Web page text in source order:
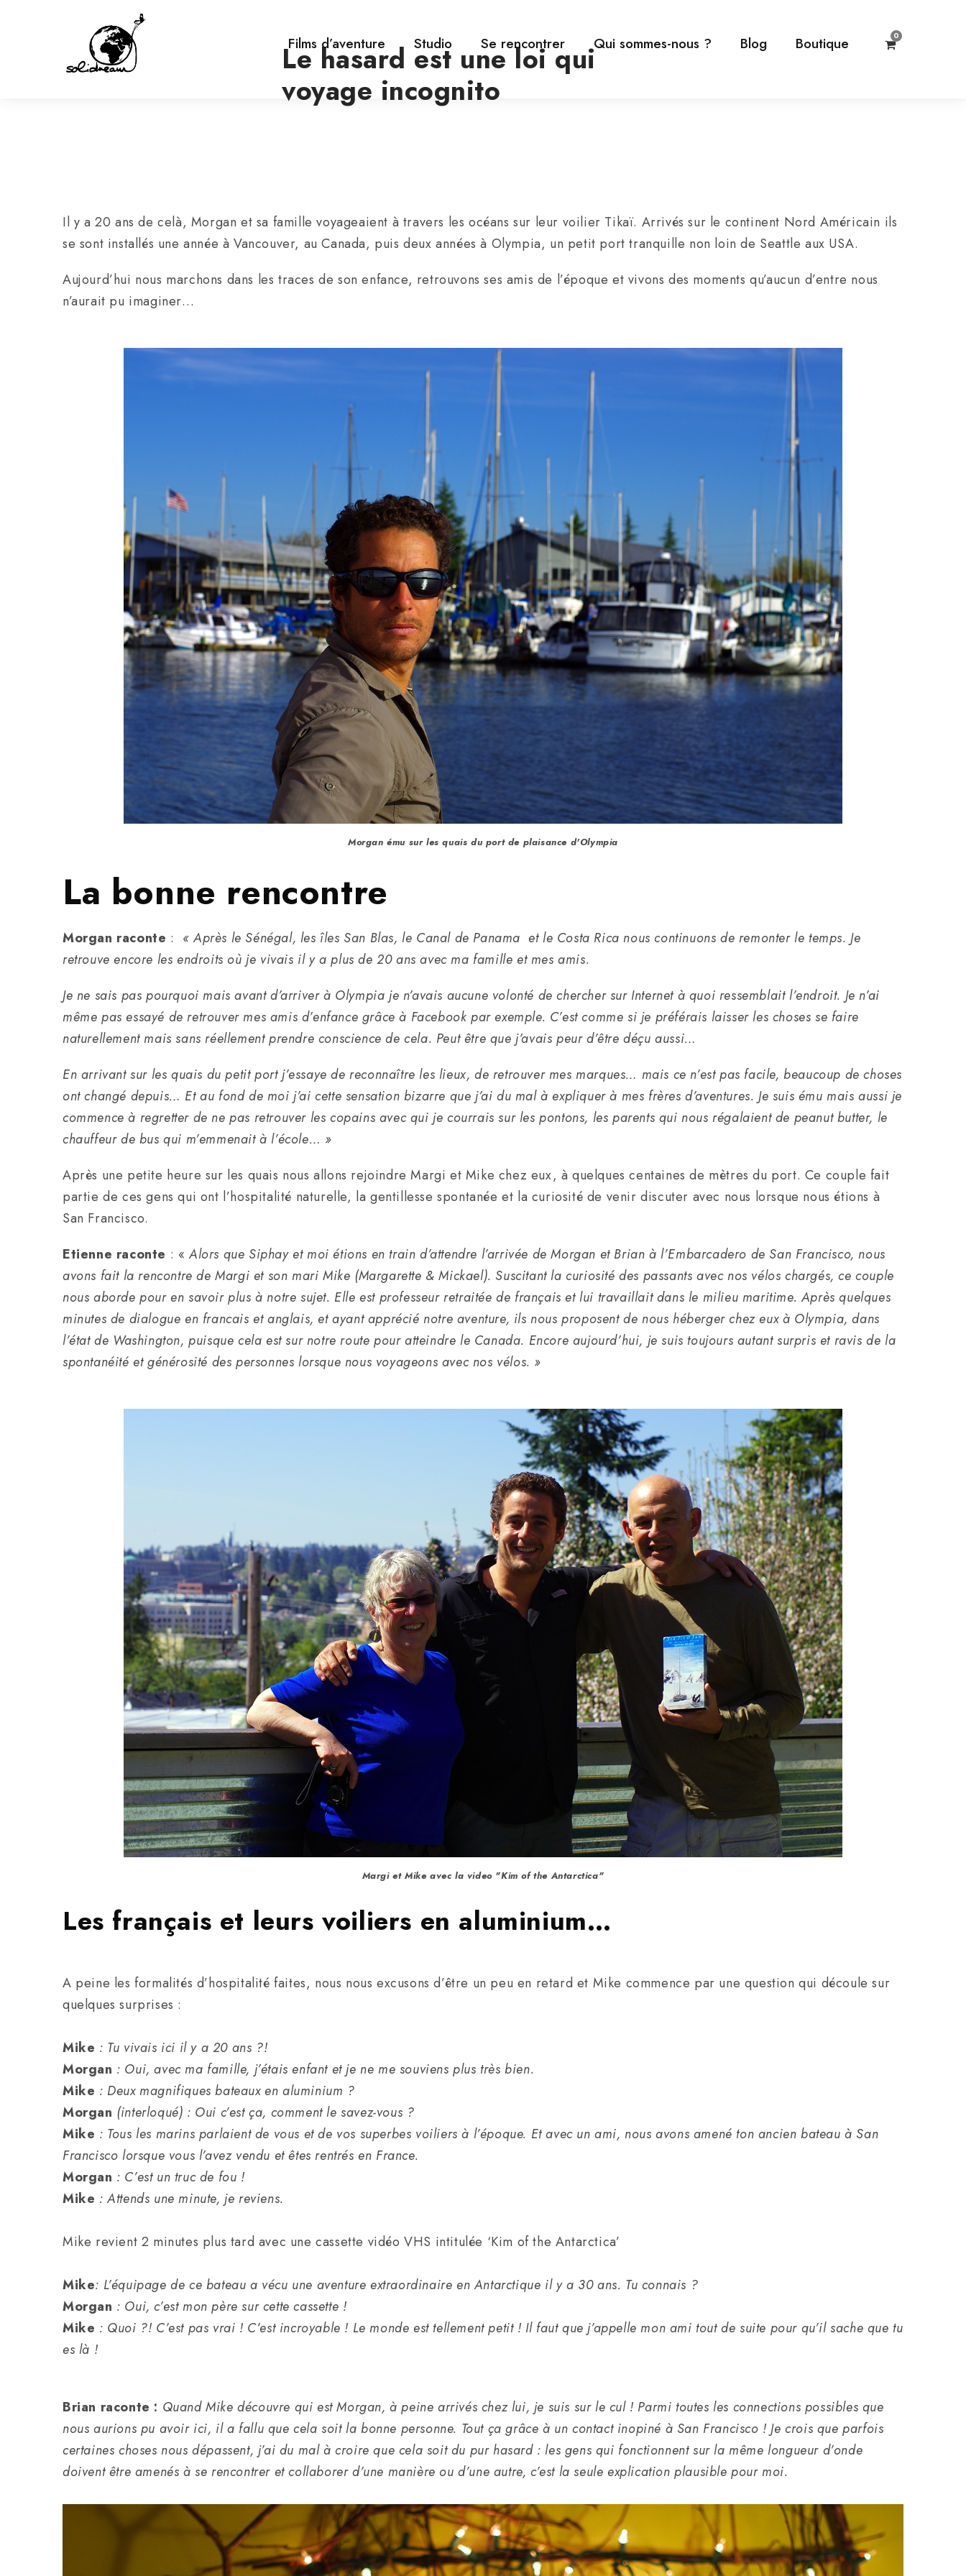
Films d’aventure Studio Se rencontrer Qui sommes-nous ? Blog Boutique 0
Le hasard est une loi qui
voyage incognito
Il y a 20 ans de celà, Morgan et sa famille voyageaient à travers les océans sur leur voilier Tikaï. Arrivés sur le continent Nord Américain ils
se sont installés une année à Vancouver, au Canada, puis deux années à Olympia, un petit port tranquille non loin de Seattle aux USA.
Aujourd’hui nous marchons dans les traces de son enfance, retrouvons ses amis de l’époque et vivons des moments qu’aucun d’entre nous
n’aurait pu imaginer…
Morgan ému sur les quais du port de plaisance d'Olympia
La bonne rencontre
Morgan raconte : « Après le Sénégal, les îles San Blas, le Canal de Panama et le Costa Rica nous continuons de remonter le temps. Je
retrouve encore les endroits où je vivais il y a plus de 20 ans avec ma famille et mes amis.
Je ne sais pas pourquoi mais avant d’arriver à Olympia je n’avais aucune volonté de chercher sur Internet à quoi ressemblait l’endroit. Je n’ai
même pas essayé de retrouver mes amis d’enfance grâce à Facebook par exemple. C’est comme si je préférais laisser les choses se faire
naturellement mais sans réellement prendre conscience de cela. Peut être que j’avais peur d’être déçu aussi…
En arrivant sur les quais du petit port j’essaye de reconnaître les lieux, de retrouver mes marques… mais ce n’est pas facile, beaucoup de choses
ont changé depuis… Et au fond de moi j’ai cette sensation bizarre que j’ai du mal à expliquer à mes frères d’aventures. Je suis ému mais aussi je
commence à regretter de ne pas retrouver les copains avec qui je courrais sur les pontons, les parents qui nous régalaient de peanut butter, le
chauffeur de bus qui m’emmenait à l’école… »
Après une petite heure sur les quais nous allons rejoindre Margi et Mike chez eux, à quelques centaines de mètres du port. Ce couple fait
partie de ces gens qui ont l’hospitalité naturelle, la gentillesse spontanée et la curiosité de venir discuter avec nous lorsque nous étions à
San Francisco.
Etienne raconte : «Alors que Siphay et moi étions en train d’attendre l’arrivée de Morgan et Brian à l’Embarcadero de San Francisco, nous
avons fait la rencontre de Margi et son mari Mike (Margarette & Mickael). Suscitant la curiosité des passants avec nos vélos chargés, ce couple
nous aborde pour en savoir plus à notre sujet. Elle est professeur retraitée de français et lui travaillait dans le milieu maritime.Après quelques
minutes de dialogue en francais et anglais, et ayant apprécié notre aventure, ils nous proposent de nous héberger chez eux à Olympia, dans
l’état de Washington, puisque cela est sur notre route pour atteindre le Canada. Encore aujourd’hui, je suis toujours autant surpris et ravis de la
spontanéité et générosité des personnes lorsque nous voyageons avec nos vélos. »
Margi et Mike avec la video "Kim of the Antarctica"
Les français et leurs voiliers en aluminium…
A peine les formalités d’hospitalité faites, nous nous excusons d’être un peu en retard et Mike commence par une question qui découle sur
quelques surprises :
Mike : Tu vivais ici il y a 20 ans ?!
Morgan : Oui, avec ma famille, j’étais enfant et je ne me souviens plus très bien.
Mike : Deux magnifiques bateaux en aluminium ?
Morgan (interloqué) : Oui c’est ça, comment le savez-vous ?
Mike : Tous les marins parlaient de vous et de vos superbes voiliers à l’époque. Et avec un ami, nous avons amené ton ancien bateau à San
Francisco lorsque vous l’avez vendu et êtes rentrés en France.
Morgan : C’est un truc de fou !
Mike : Attends une minute, je reviens.
Mike revient 2 minutes plus tard avec une cassette vidéo VHS intitulée ‘Kim of the Antarctica’
Mike: L’équipage de ce bateau a vécu une aventure extraordinaire en Antarctique il y a 30 ans. Tu connais ?
Morgan : Oui, c’est mon père sur cette cassette !
Mike : Quoi ?! C’est pas vrai ! C’est incroyable ! Le monde est tellement petit ! Il faut que j’appelle mon ami tout de suite pour qu’il sache que tu
es là !
Brian raconte : Quand Mike découvre qui est Morgan, à peine arrivés chez lui, je suis sur le cul ! Parmi toutes les connections possibles que
nous aurions pu avoir ici, il a fallu que cela soit la bonne personne. Tout ça grâce à un contact inopiné à San Francisco ! Je crois que parfois
certaines choses nous dépassent, j’ai du mal à croire que cela soit du pur hasard : les gens qui fonctionnent sur la même longueur d’onde
doivent être amenés à se rencontrer et collaborer d’une manière ou d’une autre, c’est la seule explication plausible pour moi.